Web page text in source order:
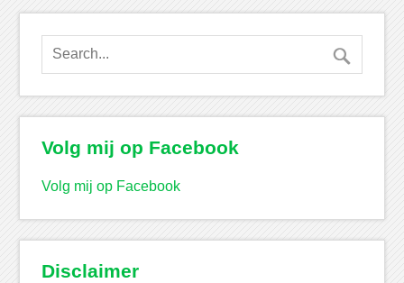
Volg mij op Facebook
Volg mij op Facebook
Disclaimer